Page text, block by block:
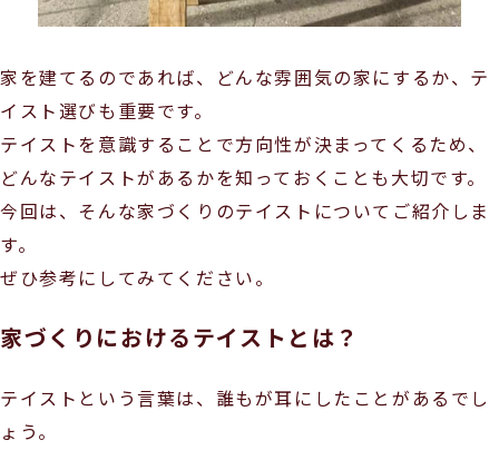
家を建てるのであれば、どんな雰囲気の家にするか、テ
イスト選びも重要です。
テイストを意識することで方向性が決まってくるため、
どんなテイストがあるかを知っておくことも大切です。
今回は、そんな家づくりのテイストについてご紹介しま
す。
ぜひ参考にしてみてください。
家づくりにおけるテイストとは？
テイストという言葉は、誰もが耳にしたことがあるでし
ょう。